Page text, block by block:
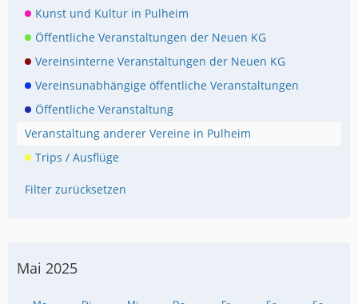
Kunst und Kultur in Pulheim
Öffentliche Veranstaltungen der Neuen KG
Vereinsinterne Veranstaltungen der Neuen KG
Vereinsunabhängige öffentliche Veranstaltungen
Öffentliche Veranstaltung
Veranstaltung anderer Vereine in Pulheim
Trips / Ausflüge
Filter zurücksetzen
Mai 2025